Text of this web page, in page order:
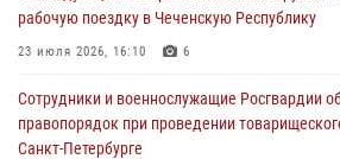
05 августа 2026, 13:20
посетили мастер-класс по художественной
05 августа 2026, 13:00 3
рабочую поездку в Чеченскую Республику
23 июля 2026, 16:10 6
Сотрудники и военнослужащие Росгвардии
правопорядок при проведении
Санкт-Петербурге